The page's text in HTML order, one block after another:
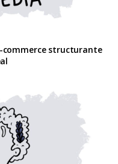
commerce structurante